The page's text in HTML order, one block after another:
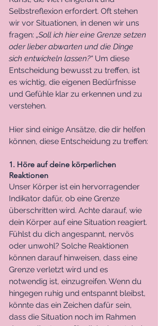
Selbstreflexion erfordert. Oft stehen
wir vor Situationen, in denen wir uns
fragen: „Soll ich hier eine Grenze setzen
oder lieber abwarten und die Dinge
sich entwickeln lassen?“ Um diese
Entscheidung bewusst zu treffen, ist
es wichtig, die eigenen Bedürfnisse
und Gefühle klar zu erkennen und zu
verstehen.
Hier sind einige Ansätze, die dir helfen
können, diese Entscheidung zu treffen:
1. Höre auf deine körperlichen
Reaktionen
Unser Körper ist ein hervorragender
Indikator dafür, ob eine Grenze
überschritten wird. Achte darauf, wie
dein Körper auf eine Situation reagiert.
Fühlst du dich angespannt, nervös
oder unwohl? Solche Reaktionen
können darauf hinweisen, dass eine
Grenze verletzt wird und es
notwendig ist, einzugreifen. Wenn du
hingegen ruhig und entspannt bleibst,
könnte das ein Zeichen dafür sein,
dass die Situation noch im Rahmen